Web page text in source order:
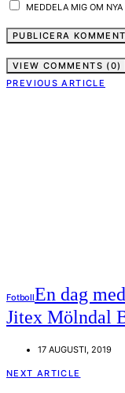
MEDDELA MIG OM
VIEW COMMENTS (0)
PREVIOUS ARTICLE
FotbollEn dag
Jitex Mölndal
17 AUGUSTI, 2019
NEXT ARTICLE